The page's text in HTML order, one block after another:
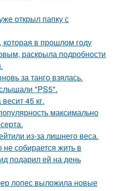
открыл папку с
которая в прошлом году
раскрыла подробности
за танго взялась.
"PS5".
45 кг.
максимально
из-за лишнего веса.
не собирается жить в
подарил ей на день
лопес выложила новые